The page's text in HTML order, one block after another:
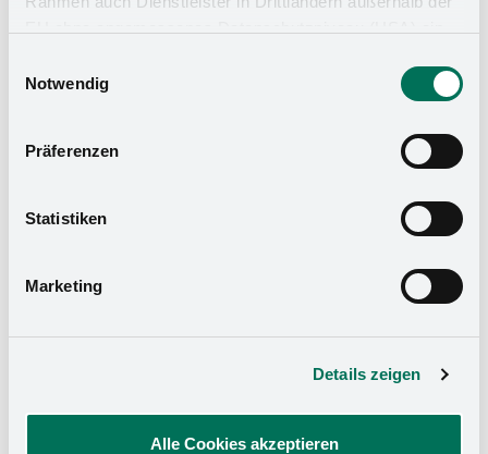
zu Sicherheits- und Überwachungszwecken zugreifen,
Rechtsmittel einlegen können. Mit Ihrer Einstellung
willigen Sie in die oben beschriebenen Vorgänge ein. Sie
widerrufen. Mehr Informationen finden Sie in unserer
Impressum.
Notwendig
Präferenzen
Statistiken
Marketing
Details zeigen
Alle Cookies akzeptieren